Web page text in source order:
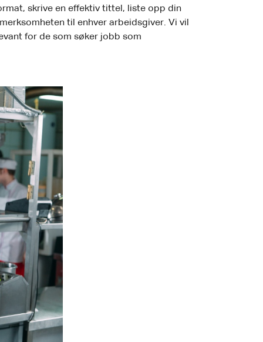
skrive en effektiv tittel, liste opp din
til enhver arbeidsgiver. Vi vil
for de som søker jobb som